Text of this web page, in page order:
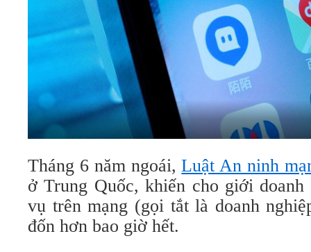
Tháng 6 năm ngoái,Luật An ninh
ở Trung Quốc, khiến cho giới doanh
vụ trên mạng (gọi tắt là doanh
đốn hơn bao giờ hết.